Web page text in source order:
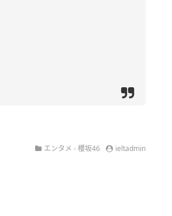
エンタメ - 櫻坂46 ieltadmin